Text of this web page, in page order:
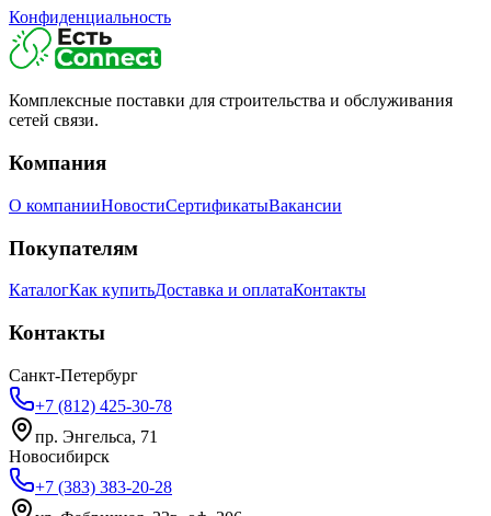
Конфиденциальность
Комплексные поставки для строительства и обслуживания
сетей связи.
Компания
О компанииНовостиСертификатыВакансии
Покупателям
КаталогКак купитьДоставка и оплатаКонтакты
Контакты
Санкт-Петербург
+7 (812) 425-30-78
пр. Энгельса, 71
Новосибирск
+7 (383) 383-20-28